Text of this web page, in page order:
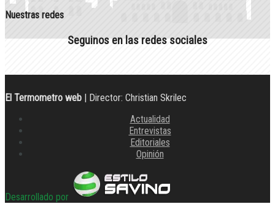
Nuestras redes
Seguinos en las redes sociales
El Termometro web | Director: Christian Skrilec
Actualidad
Entrevistas
Editoriales
Opinión
Desarrollado por